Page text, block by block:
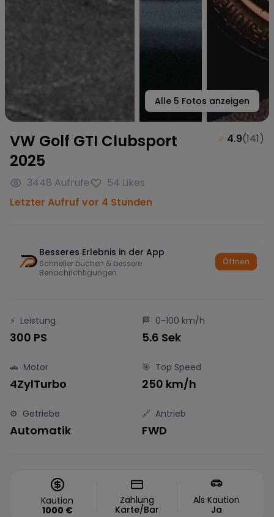
Alle 5 Fotos anzeigen
VW Golf GTI Clubsport
2025
3448 Aufrufe 54 Likes
⭐ 4.9(141)
Letzter Aufruf vor 4 Stunden
Besseres Erlebnis in der App
Schneller buchen & bessere
Benachrichtigungen
Öffnen
⚡ Leistung
300 PS
🏁 0-100 km/h
5.6 Sek
🚗 Motor
4ZylTurbo
🎯 Top Speed
250 km/h
⚙️ Getriebe
Automatik
🔗 Antrieb
FWD
Kaution
1000 €
Zahlung
Karte/Bar
Als Kaution
Ja